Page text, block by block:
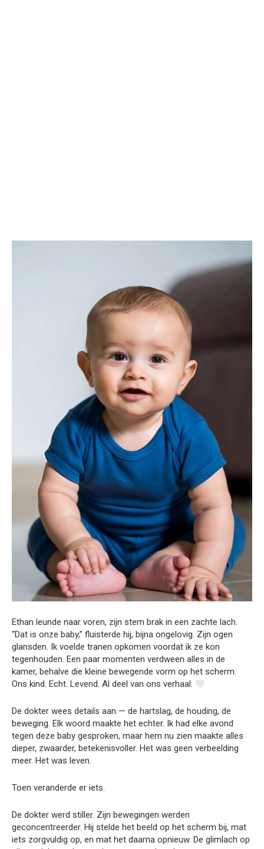
Ethan leunde naar voren, zijn stem brak in een zachte lach.
“Dat is onze baby,” fluisterde hij, bijna ongelovig. Zijn ogen
glansden. Ik voelde tranen opkomen voordat ik ze kon
tegenhouden. Een paar momenten verdween alles in de
kamer, behalve die kleine bewegende vorm op het scherm.
Ons kind. Echt. Levend. Al deel van ons verhaal.
De dokter wees details aan — de hartslag, de houding, de
beweging. Elk woord maakte het echter. Ik had elke avond
tegen deze baby gesproken, maar hem nu zien maakte alles
dieper, zwaarder, betekenisvoller. Het was geen verbeelding
meer. Het was leven.
Toen veranderde er iets.
De dokter werd stiller. Zijn bewegingen werden
geconcentreerder. Hij stelde het beeld op het scherm bij, mat
iets zorgvuldig op, en mat het daarna opnieuw. De glimlach op